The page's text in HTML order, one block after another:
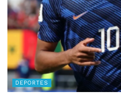
DEPORTES